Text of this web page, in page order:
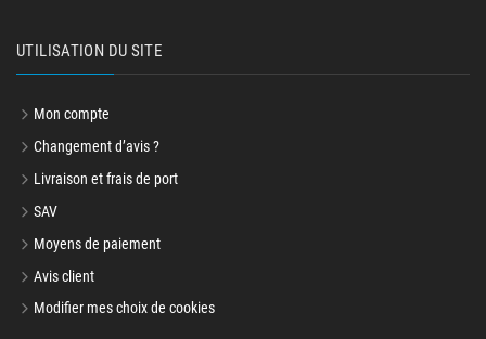
UTILISATION DU SITE
Mon compte
Changement d’avis ?
Livraison et frais de port
SAV
Moyens de paiement
Avis client
Modifier mes choix de cookies